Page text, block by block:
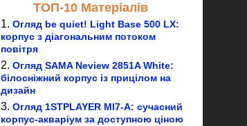
ТОП-10 Матеріалів
Огляд be quiet! Light Base 500 LX:
корпус з діагональним потоком
повітря
Огляд SAMA Neview 2851A White:
білосніжний корпус із прицілом на
дизайн
Огляд 1STPLAYER MI7-A: сучасний
корпус-акваріум за доступною ціною